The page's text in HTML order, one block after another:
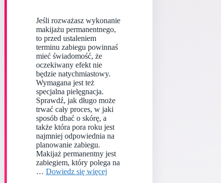
Jeśli rozważasz wykonanie
makijażu permanentnego,
to przed ustaleniem
terminu zabiegu powinnaś
mieć świadomość, że
oczekiwany efekt nie
będzie natychmiastowy.
Wymagana jest też
specjalna pielęgnacja.
Sprawdź, jak długo może
trwać cały proces, w jaki
sposób dbać o skórę, a
także która pora roku jest
najmniej odpowiednia na
planowanie zabiegu.
Makijaż permanentny jest
zabiegiem, który polega na
… Dowiedz się więcej